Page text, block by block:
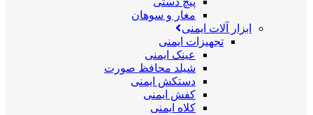
مغار و سوهان
ابزار آلات ایمنی
تجهیزات ایمنی
عینک ایمنی
شیلد محافظ صورت
دستکش ایمنی
کفش ایمنی
کلاه ایمنی